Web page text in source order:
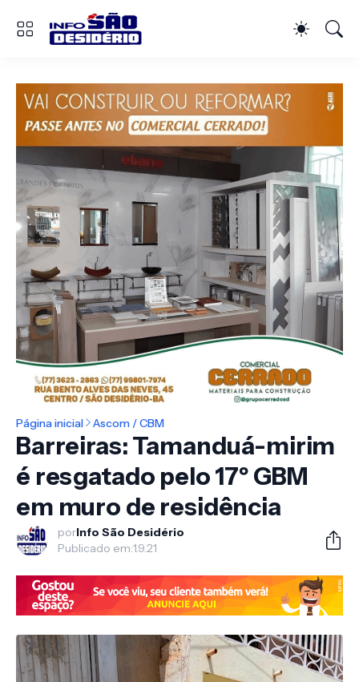
Página inicial Ascom / CBM
Barreiras: Tamanduá-mirim
é resgatado pelo 17º GBM
em muro de residência
porInfo São Desidério
Publicado em:1.9.21